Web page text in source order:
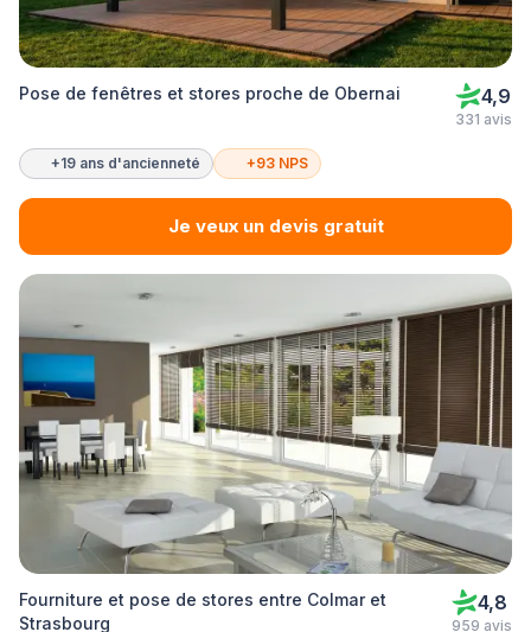
Pose de fenêtres et stores proche de Obernai 4,9
331 avis
+19 ans d'ancienneté +93 NPS
Je veux un devis gratuit
Fourniture et pose de stores entre Colmar et
Strasbourg
4,8
959 avis